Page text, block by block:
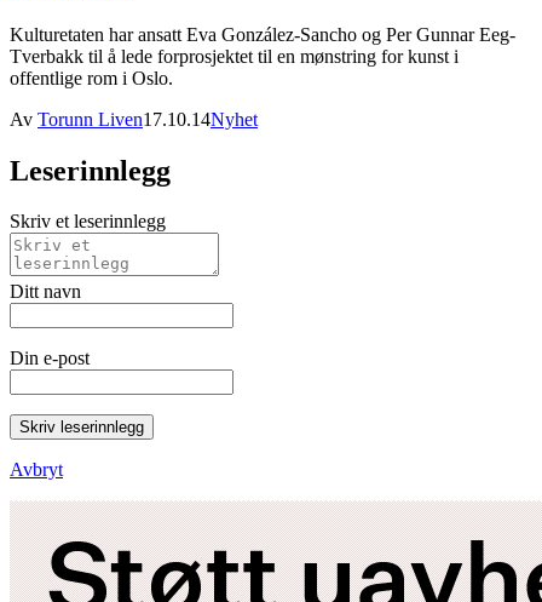
Kulturetaten har ansatt Eva González-Sancho og Per Gunnar Eeg-
Tverbakk til å lede forprosjektet til en mønstring for kunst i
offentlige rom i Oslo.
Av Torunn Liven17.10.14Nyhet
Leserinnlegg
Skriv et leserinnlegg
Ditt navn
Din e-post
Skriv leserinnlegg
Avbryt